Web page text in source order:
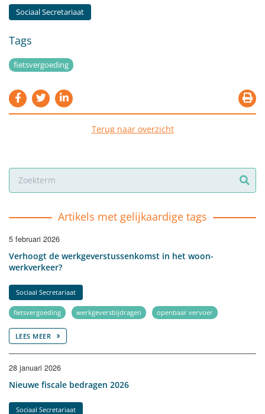
Sociaal Secretariaat
Tags
fietsvergoeding
Terug naar overzicht
Artikels met gelijkaardige tags
5 februari 2026
Verhoogt de werkgeverstussenkomst in het woon-
werkverkeer?
Sociaal Secretariaat
fietsvergoeding werkgeversbijdragen openbaar vervoer
LEES MEER
28 januari 2026
Nieuwe fiscale bedragen 2026
Sociaal Secretariaat